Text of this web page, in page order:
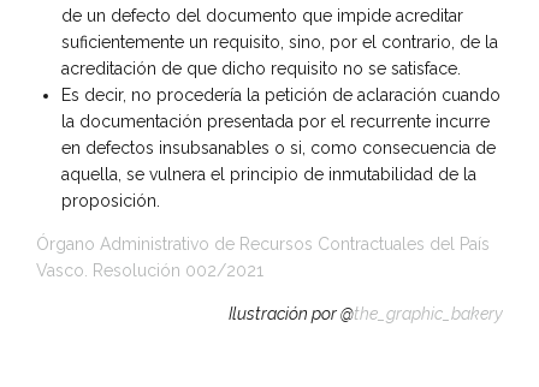
de un defecto del documento que impide acreditar
suficientemente un requisito, sino, por el contrario, de la
acreditación de que dicho requisito no se satisface.
Es decir, no procedería la petición de aclaración cuando
la documentación presentada por el recurrente incurre
en defectos insubsanables o si, como consecuencia de
aquella, se vulnera el principio de inmutabilidad de la
proposición.
Órgano Administrativo de Recursos Contractuales del País
Vasco. Resolución 002/2021
Ilustración por @the_graphic_bakery